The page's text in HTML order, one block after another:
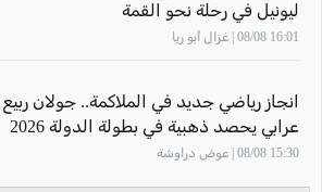
ليونيل في رحلة نحو القمة
16:01 08/08 | غزال أبو ريا
انجاز رياضي جديد في الملاكمة.. جولان ربيع
عرابي يحصد ذهبية في بطولة الدولة 2026
15:30 08/08 | عوض دراوشة